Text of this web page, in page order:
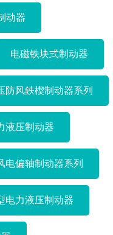
动器
电磁铁块式制动器
防风鉄楔制动器系列
液压制动器
电偏轴制动器系列
电力液压制动器